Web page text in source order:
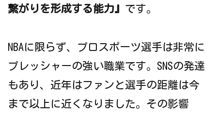
繋がりを形成する能力』 です。
NBAに限らず、プロスポーツ選手は非常に
プレッシャーの強い職業です。SNSの発達
もあり、近年はファンと選手の距離は今
まで以上に近くなりました。その影響